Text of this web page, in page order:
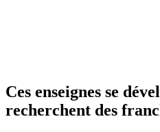
Ces enseignes se
recherchent des